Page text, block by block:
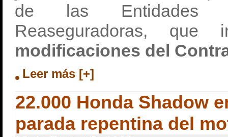
de las Entidades
Reaseguradoras, que
modificaciones del
Leer más [+]
22.000 Honda Shadow
parada repentina del